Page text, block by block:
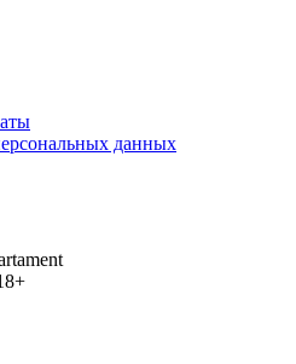
данных